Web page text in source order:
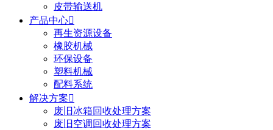
皮带输送机
产品中心
再生资源设备
橡胶机械
环保设备
塑料机械
配料系统
解决方案
废旧冰箱回收处理方案
废旧空调回收处理方案